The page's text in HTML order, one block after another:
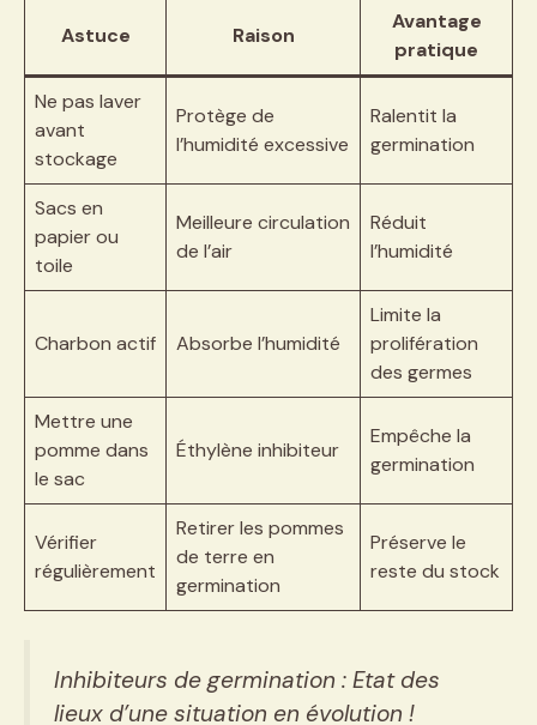
Astuce Raison
Avantage
pratique
Ne pas laver
avant
stockage
Protège de
l’humidité excessive
Ralentit la
germination
Sacs en
papier ou
toile
Meilleure circulation
de l’air
Réduit
l’humidité
Charbon actif Absorbe l’humidité
Limite la
prolifération
des germes
Mettre une
pomme dans
le sac
Éthylène inhibiteur
Empêche la
germination
Vérifier
régulièrement
Retirer les pommes
de terre en
germination
Préserve le
reste du stock
Inhibiteurs de germination : Etat des
lieux d’une situation en évolution !